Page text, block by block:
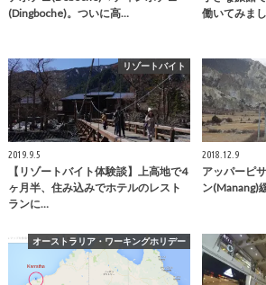
(Dingboche)。ついに高…
働いてみま
リゾートバイト
2019.9.5
【リゾートバイト体験談】上高地で4
ヶ月半、住み込みでホテルのレスト
ランに…
2018.12.9
アッパーピ
ン(Manang)
オーストラリア・ワーキングホリデー